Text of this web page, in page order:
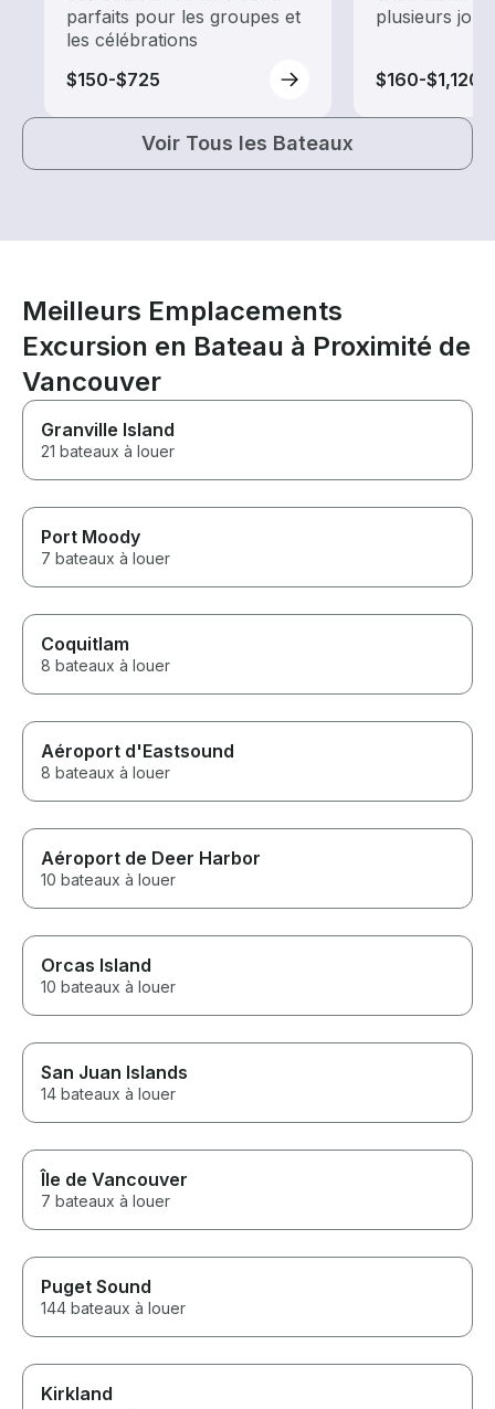
parfaits pour les groupes et
les célébrations
$150-$725
plusieurs
$160-$1,120
Voir Tous les Bateaux
Meilleurs Emplacements
Excursion en Bateau à Proximité de
Vancouver
Granville Island
21 bateaux à louer
Port Moody
7 bateaux à louer
Coquitlam
8 bateaux à louer
Aéroport d'Eastsound
8 bateaux à louer
Aéroport de Deer Harbor
10 bateaux à louer
Orcas Island
10 bateaux à louer
San Juan Islands
14 bateaux à louer
Île de Vancouver
7 bateaux à louer
Puget Sound
144 bateaux à louer
Kirkland